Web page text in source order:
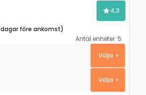
4,3
före ankomst)
Antal enheter: 5
a
Välja
Välja